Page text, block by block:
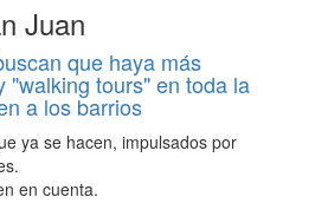
Juan
que haya más
"walking tours" en toda la
a los barrios
ya se hacen, impulsados por
en cuenta.